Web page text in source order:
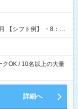
クOK / 10名以上の大量
詳細へ